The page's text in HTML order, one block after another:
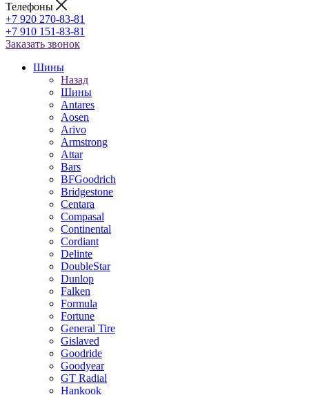
Телефоны
+7 920 270-83-81
+7 910 151-83-81
Заказать звонок
Шины
Назад
Шины
Antares
Aosen
Arivo
Armstrong
Attar
Bars
BFGoodrich
Bridgestone
Centara
Compasal
Continental
Cordiant
Delinte
DoubleStar
Dunlop
Falken
Formula
Fortune
General Tire
Gislaved
Goodride
Goodyear
GT Radial
Hankook